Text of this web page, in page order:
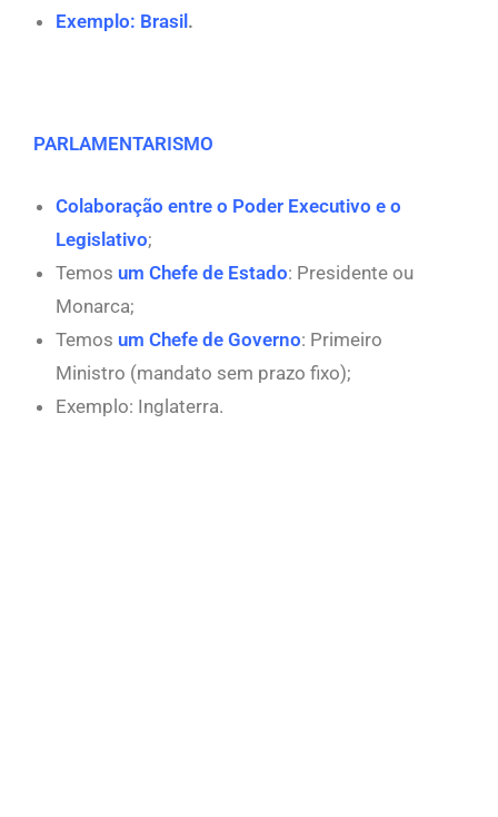
Exemplo: Brasil.
PARLAMENTARISMO
Colaboração entre o Poder Executivo e o
Legislativo;
Temos um Chefe de Estado: Presidente ou
Monarca;
Temos um Chefe de Governo: Primeiro
Ministro (mandato sem prazo fixo);
Exemplo: Inglaterra.